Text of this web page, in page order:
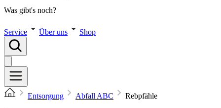
Was gibt's noch?
Service Über uns Shop
Entsorgung Abfall ABC
Rebpfähle